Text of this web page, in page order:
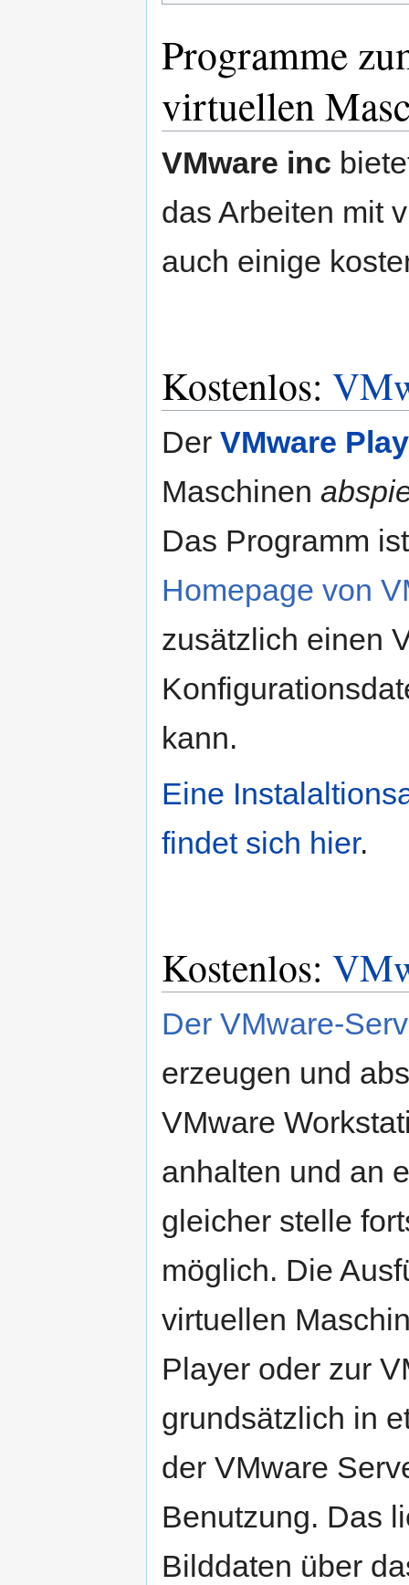
Programme
virtuellen
VMware inc
das Arbeiten mit
auch einige
Kostenlos:
Der VMware
Maschinen
Das Programm
Homepage von
zusätzlich einen
kann.
Eine
findet sich hier.
Kostenlos:
Der VMware-
erzeugen und
VMware
anhalten und an
gleicher stelle
möglich. Die
virtuellen
Player oder zur
grundsätzlich in
der VMware
Benutzung. Das
Bilddaten über